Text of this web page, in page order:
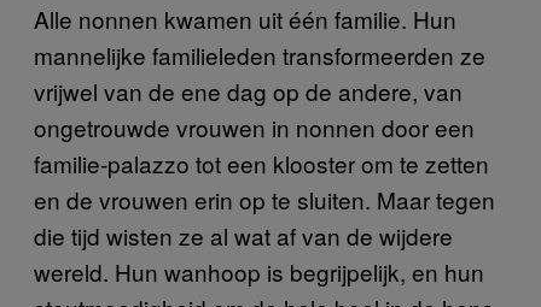
Alle nonnen kwamen uit één familie. Hun
mannelijke familieleden transformeerden ze
vrijwel van de ene dag op de andere, van
ongetrouwde vrouwen in nonnen door een
familie-palazzo tot een klooster om te zetten
en de vrouwen erin op te sluiten. Maar tegen
die tijd wisten ze al wat af van de wijdere
wereld. Hun wanhoop is begrijpelijk, en hun